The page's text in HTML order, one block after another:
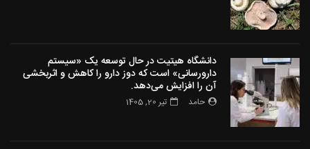
دانشگاه هیتیت در حال توسعه یک «سیستم
دارورسانی» است که دوز دارو را کاهش و اثربخشی
آن را افزایش می‌دهد.
حامد تیر 20, 1405